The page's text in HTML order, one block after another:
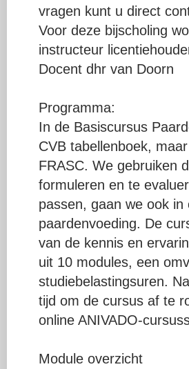
vragen kunt u direct
Voor deze bijscholing
instructeur
Docent dhr van Doorn
Programma:
In de Basiscursus
CVB tabellenboek,
FRASC. We gebruiken
formuleren en te
passen, gaan we ook
paardenvoeding. De
van de kennis en
uit 10 modules, een
studiebelastingsuren.
tijd om de cursus af te
online ANIVADO-
Module overzicht